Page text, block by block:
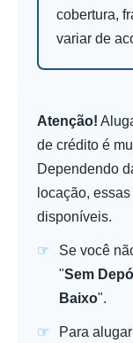
cobertura,
variar de
Atenção!
de crédito é
Dependendo
locação,
disponíveis.
Se você
"Sem
Baixo".
Para